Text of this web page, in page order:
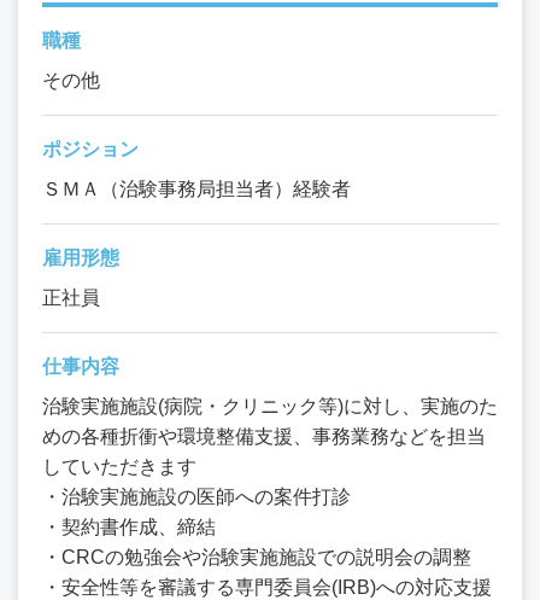
職種
その他
ポジション
ＳＭＡ（治験事務局担当者）経験者
雇用形態
正社員
仕事内容
治験実施施設(病院・クリニック等)に対し、実施のた
めの各種折衝や環境整備支援、事務業務などを担当
していただきます
・治験実施施設の医師への案件打診
・契約書作成、締結
・CRCの勉強会や治験実施施設での説明会の調整
・安全性等を審議する専門委員会(IRB)への対応支援